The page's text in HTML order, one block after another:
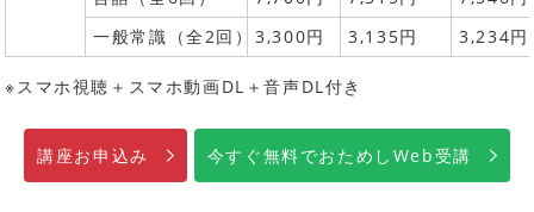
一般常識（全2回） 3,300円 3,135円 3,234円
※スマホ視聴＋スマホ動画DL＋音声DL付き
講座お申込み 今すぐ無料でおためしWeb受講